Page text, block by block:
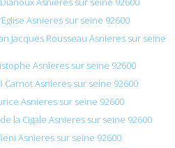
Asnieres sur seine 92600
Jacques Rousseau Asnieres sur seine
Asnieres sur seine 92600
Asnieres sur seine 92600
Asnieres sur seine 92600
la Cigale Asnieres sur seine 92600
Asnieres sur seine 92600